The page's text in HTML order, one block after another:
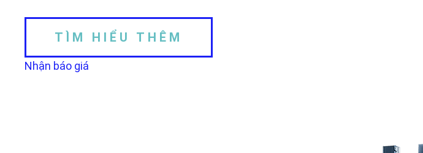
TÌM HIỂU THÊM
Nhận báo giá